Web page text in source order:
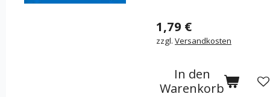
1,79 €
zzgl. Versandkosten
In den
Warenkorb